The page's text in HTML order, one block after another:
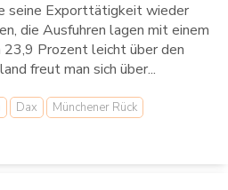
seine Exporttätigkeit wieder
die Ausfuhren lagen mit einem
Prozent leicht über den
freut man sich über...
Dax
Münchener Rück